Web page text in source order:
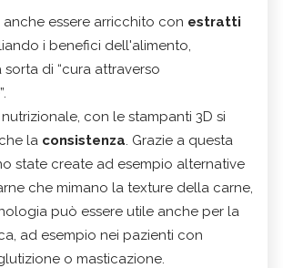
essere arricchito con estratti
i benefici dell'alimento,
di “cura attraverso
con le stampanti 3D si
la consistenza. Grazie a questa
state create ad esempio alternative
che mimano la texture della carne,
può essere utile anche per la
ad esempio nei pazienti con
o masticazione.